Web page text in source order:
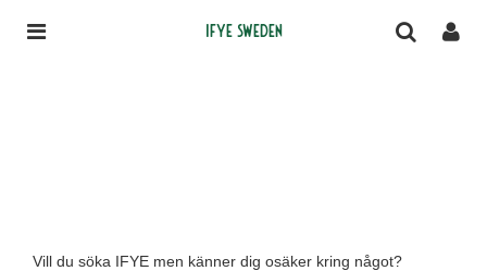
IFYE Sweden
Vill du söka IFYE men känner dig osäker kring något?